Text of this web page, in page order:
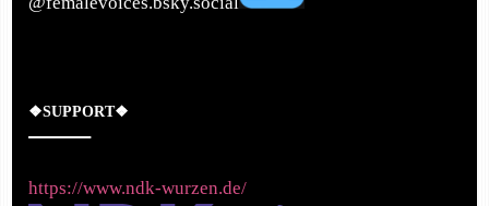
❖SUPPORT❖
https://www.ndk-wurzen.de/